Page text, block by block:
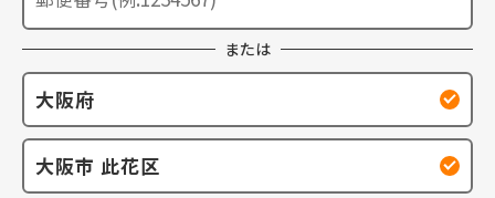
または
大阪府
大阪市 此花区